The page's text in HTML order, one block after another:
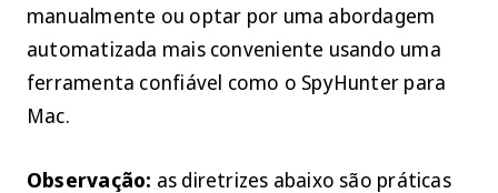
manualmente ou optar por uma abordagem
automatizada mais conveniente usando uma
ferramenta confiável como o SpyHunter para
Mac.
Observação: as diretrizes abaixo são práticas